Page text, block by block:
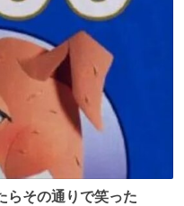
らその通りで笑った